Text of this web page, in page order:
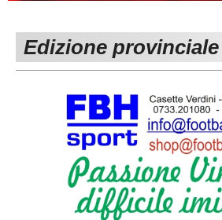
1^ CATEGORIA
3^ CATEGORIA
GIOVANILI
Edizione